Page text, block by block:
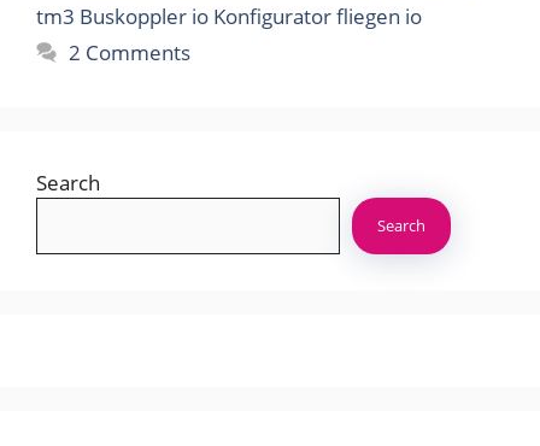
tm3 Buskoppler io Konfigurator fliegen io
2 Comments
Search
Search